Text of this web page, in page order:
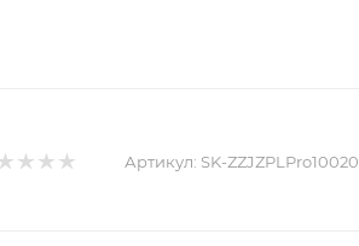
Артикул: SK-ZZJZPLPro10020